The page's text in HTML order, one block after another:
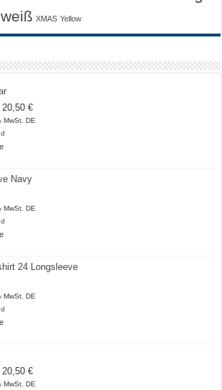
weiß XMAS Yellow
20,50€Preisspanne:
18,50 €
MwSt. DE
Navy
MwSt. DE
24 Longsleeve
MwSt. DE
20,50€Preisspanne:
18,50 €
MwSt. DE